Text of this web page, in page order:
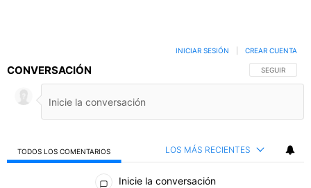
CONVERSACIÓN SIGA ESTA
SEGUIR
INICIAR SESIÓN CREAR CUENTA
TODOS LOS COMENTARIOS LOS MÁS RECIENTES
Todos los comentarios
Inicie la conversación